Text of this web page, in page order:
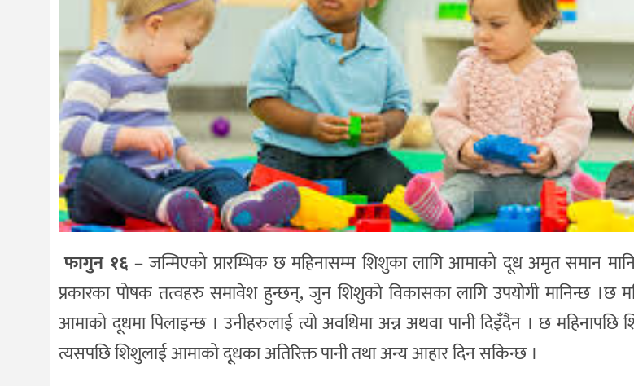
फागुन १६ –जन्मिएको प्रारम्भिक छ महिनासम्म शिशुका लागि आमाको दूध अमृत समान
प्रकारका पोषक तत्वहरु समावेश हुन्छन्, जुन शिशुको विकासका लागि उपयोगी मानिन्छ ।छ
आमाको दूधमा पिलाइन्छ । उनीहरुलाई त्यो अवधिमा अन्न अथवा पानी दिइँदैन । छ महिनापछि
त्यसपछि शिशुलाई आमाको दूधका अतिरिक्त पानी तथा अन्य आहार दिन सकिन्छ ।